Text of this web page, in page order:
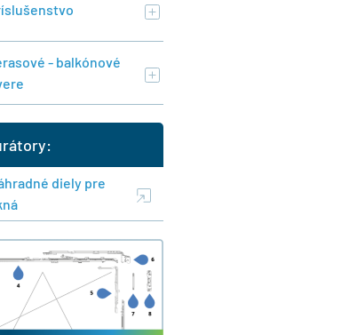
- balkónové
diely pre